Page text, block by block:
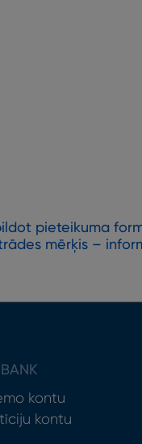
pieteikuma
mērķis –
kontu
kontu